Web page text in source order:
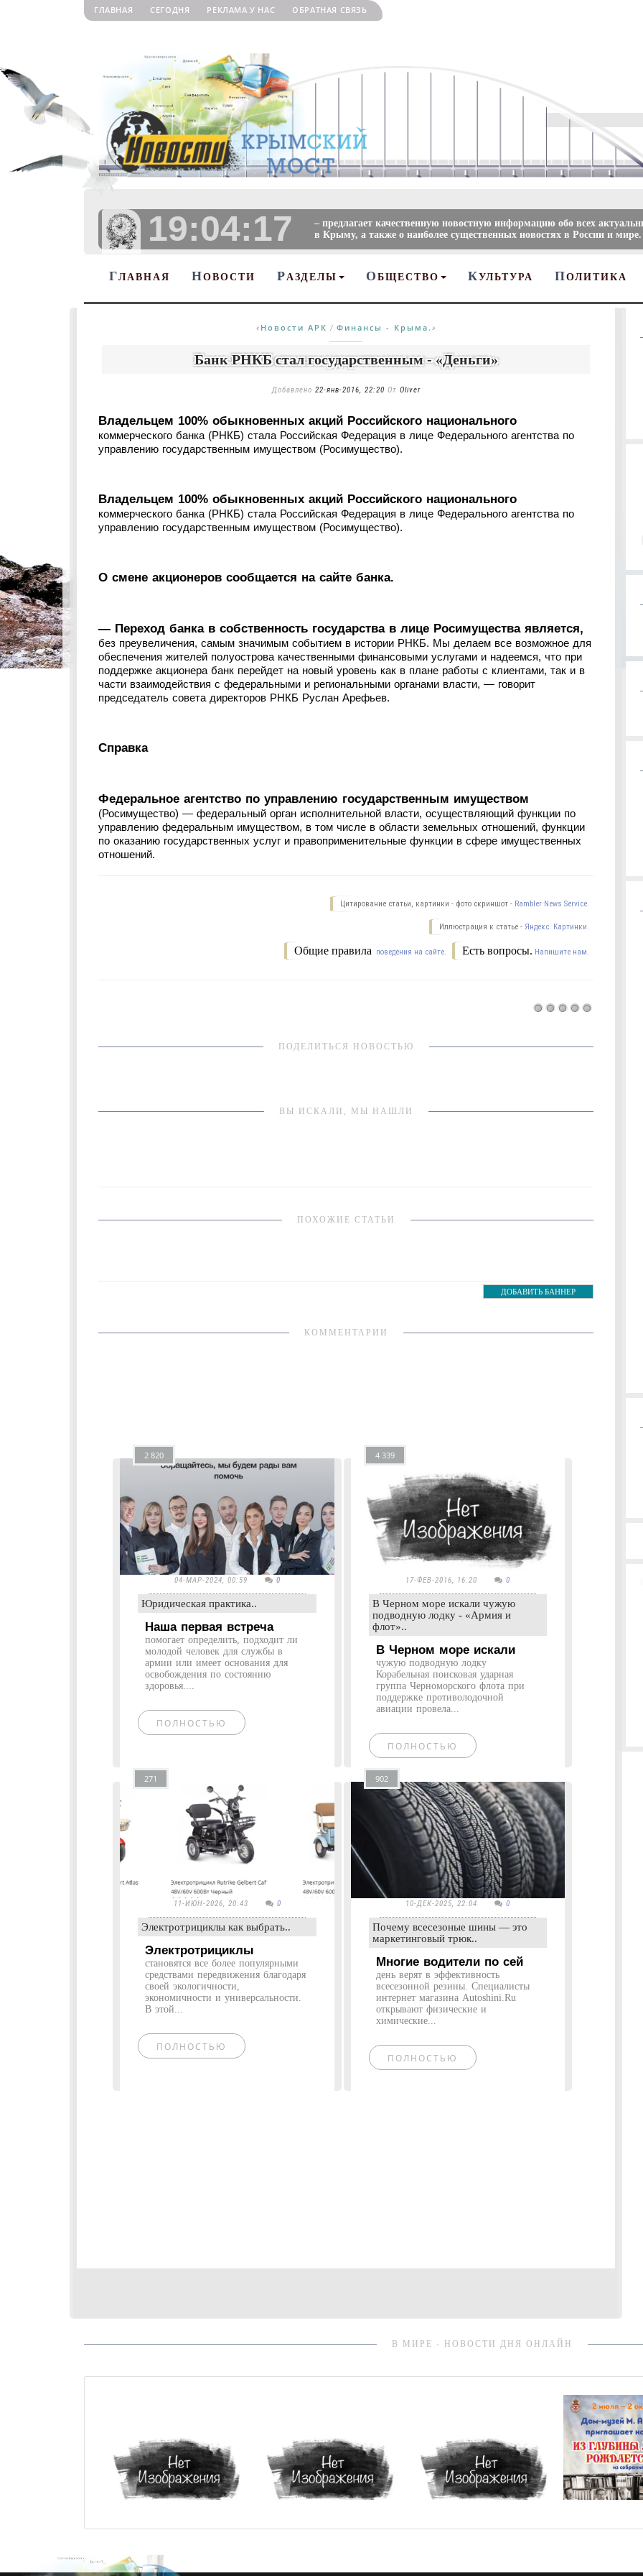
ГЛАВНАЯ СЕГОДНЯ РЕКЛАМА У НАС ОБРАТНАЯ СВЯЗЬ
19:04:18
– предлагает качественную новостную информацию обо всех
в Крыму, а также о наиболее существенных новостях в России и мире.
ГЛАВНАЯ НОВОСТИ Р АЗДЕЛЫ О БЩЕСТВО КУЛЬТУРА ПОЛИТИКА
« Новости АРК / Финансы - Крыма. »
Банк РНКБ стал государственным - «Деньги»
Добавлено 22-янв-2016, 22:20 От Oliver
Владельцем 100% обыкновенных акций Российского национального
коммерческого банка (РНКБ) стала Российская Федерация в лице Федерального агентства по
управлению государственным имуществом (Росимущество).
Владельцем 100% обыкновенных акций Российского национального
коммерческого банка (РНКБ) стала Российская Федерация в лице Федерального агентства по
управлению государственным имуществом (Росимущество).
О смене акционеров сообщается на сайте банка.
— Переход банка в собственность государства в лице Росимущества является,
без преувеличения, самым значимым событием в истории РНКБ. Мы делаем все возможное для
обеспечения жителей полуострова качественными финансовыми услугами и надеемся, что при
поддержке акционера банк перейдет на новый уровень как в плане работы с клиентами, так и в
части взаимодействия с федеральными и региональными органами власти, — говорит
председатель совета директоров РНКБ Руслан Арефьев.
Справка
Федеральное агентство по управлению государственным имуществом
(Росимущество) — федеральный орган исполнительной власти, осуществляющий функции по
управлению федеральным имуществом, в том числе в области земельных отношений, функции
по оказанию государственных услуг и правоприменительные функции в сфере имущественных
отношений.
Цитирование статьи, картинки - фото скриншот - Rambler News Service.
Иллюстрация к статье - Яндекс. Картинки.
Есть вопросы. Напишите нам.
Общие правила поведения на сайте.
ПОДЕЛИТЬСЯ НОВОСТЬЮ
ВЫ ИСКАЛИ, МЫ НАШЛИ
ПОХОЖИЕ СТАТЬИ
ДОБАВИТЬ БАННЕР
КОММЕНТАРИИ
2 820
04-МАР-2024, 00:59 0
Юридическая практика..
Наша первая встреча
помогает определить, подходит ли
молодой человек для службы в
армии или имеет основания для
освобождения по состоянию
здоровья....
ПОЛНОСТЬЮ
4 339
17-ФЕВ-2016, 16:20 0
В Черном море искали чужую
подводную лодку - «Армия и
флот»..
В Черном море искали
чужую подводную лодку
Корабельная поисковая ударная
группа Черноморского флота при
поддержке противолодочной
авиации провела...
ПОЛНОСТЬЮ
271
11-ИЮН-2026, 20:43 0
Электротрициклы как выбрать..
Электротрициклы
становятся все более популярными
средствами передвижения благодаря
своей экологичности,
экономичности и универсальности.
В этой...
ПОЛНОСТЬЮ
902
10-ДЕК-2025, 22:04 0
Почему всесезоные шины — это
маркетинговый трюк..
Многие водители по сей
день верят в эффективность
всесезонной резины. Специалисты
интернет магазина Autoshini.Ru
открывают физические и
химические...
ПОЛНОСТЬЮ
В МИРЕ - НОВОСТИ ДНЯ ОНЛАЙН